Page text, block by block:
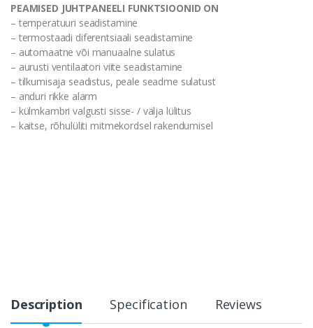
PEAMISED JUHTPANEELI FUNKTSIOONID ON
– temperatuuri seadistamine
– termostaadi diferentsiaali seadistamine
– automaatne või manuaalne sulatus
– aurusti ventilaatori viite seadistamine
– tilkumisaja seadistus, peale seadme sulatust
– anduri rikke alarm
– külmkambri valgusti sisse- / välja lülitus
– kaitse, rõhulüliti mitmekordsel rakendumisel
Description Specification Reviews